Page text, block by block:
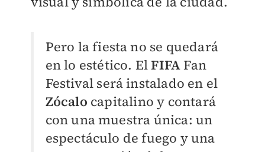
Pero la fiesta no se quedará
en lo estético. ElFIFAFan
Festival será instalado en el
Zócalo capitalino y contará
con una muestra única: un
espectáculo de fuego y una